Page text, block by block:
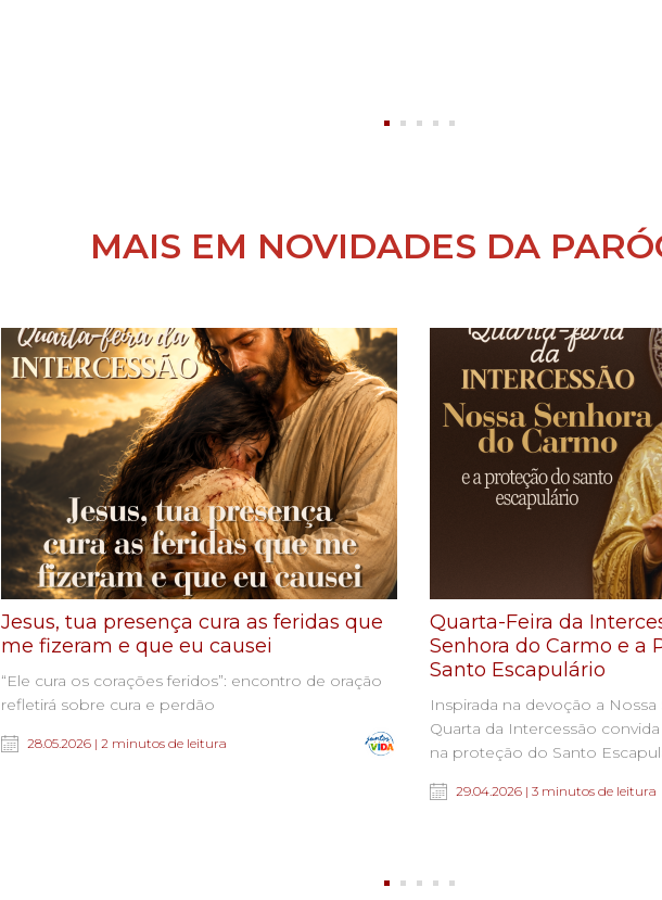
MAIS EM NOVIDADES DA
Jesus, tua presença cura as feridas que
me fizeram e que eu causei
“Ele cura os corações feridos”: encontro de oração
refletirá sobre cura e perdão
28.05.2026 | 2 minutos de leitura
Quarta-Feira da
Senhora do Carmo e a
Santo Escapulário
Inspirada na devoção a
Quarta da Intercessão
na proteção do Santo
29.04.2026 | 3 minutos de leitura